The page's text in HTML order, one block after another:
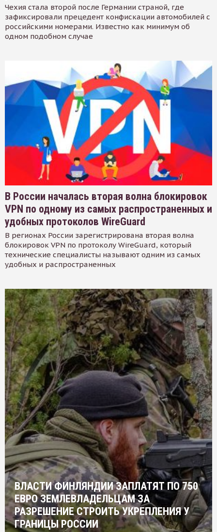
Чехия стала второй после Германии страной, где
зафиксировали прецедент конфискации автомобилей с
российскими номерами. Известно как минимум об
одном подобном случае
В России началась вторая волна блокировок
VPN по одному из самых распространенных и
удобных протоколов WireGuard
В регионах России зарегистрирована вторая волна
блокировок VPN по протоколу WireGuard, который
технические специалисты называют одним из самых
удобных и распространенных
ВЛАСТИ ФИНЛЯНДИИ ЗАПЛАТЯТ ПО 750
ЕВРО ЗЕМЛЕВЛАДЕЛЬЦАМ ЗА
РАЗРЕШЕНИЕ СТРОИТЬ УКРЕПЛЕНИЯ У
ГРАНИЦЫ РОССИИ